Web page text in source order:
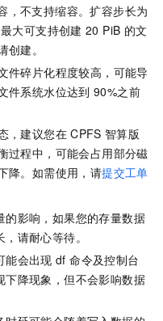
，不支持缩容。扩容步长为
大可支持创建 20 PiB 的文
创建。
件碎片化程度较高，可能导
件系统水位达到 90%之前
，建议您在 CPFS 智算版
过程中，可能会占用部分磁
降。如需使用，请提交工单
影响，如果您的存量数据
请耐心等待。
能会出现 df 命令及控制台
降现象，但不会影响数据